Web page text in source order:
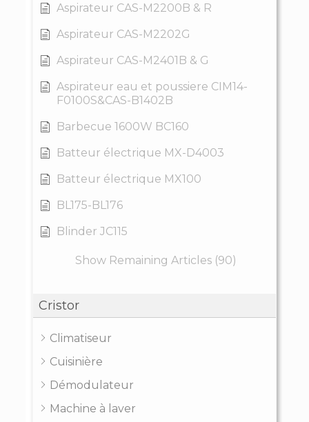
Aspirateur CAS-M2200B & R
Aspirateur CAS-M2202G
Aspirateur CAS-M2401B & G
Aspirateur eau et poussiere CIM14-
F0100S&CAS-B1402B
Barbecue 1600W BC160
Batteur électrique MX-D4003
Batteur électrique MX100
BL175-BL176
Blinder JC115
Show Remaining Articles (90)
Cristor
Climatiseur
Cuisinière
Démodulateur
Machine à laver